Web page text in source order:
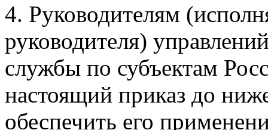
4. Руководителям
руководителя)
службы по субъектам
настоящий приказ до
обеспечить его